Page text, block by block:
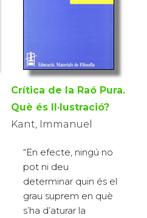
Crítica de la Raó Pura.
Què és Il·lustració?
Kant, Immanuel
“En efecte, ningú no
pot ni deu
determinar quin és el
grau suprem en què
s’ha d’aturar la